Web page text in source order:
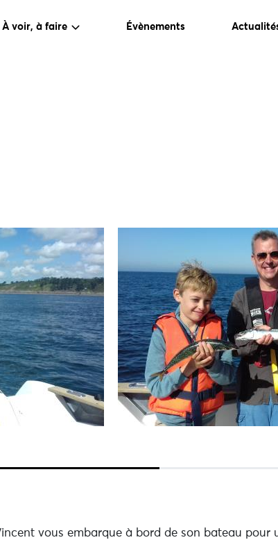
À voir, à faire Évènements
vous embarque à bord de son bateau pour